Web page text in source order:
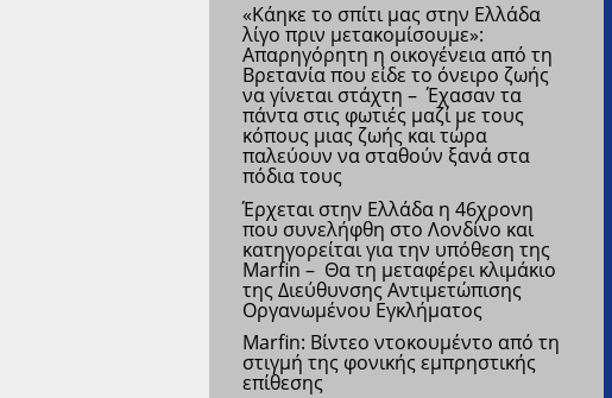
«Κάηκε το σπίτι μας στην Ελλάδα
λίγο πριν μετακομίσουμε»:
Απαρηγόρητη η οικογένεια από τη
Βρετανία που είδε το όνειρο ζωής
να γίνεται στάχτη – Έχασαν τα
πάντα στις φωτιές μαζί με τους
κόπους μιας ζωής και τώρα
παλεύουν να σταθούν ξανά στα
πόδια τους
Έρχεται στην Ελλάδα η 46χρονη
που συνελήφθη στο Λονδίνο και
κατηγορείται για την υπόθεση της
Marfin – Θα τη μεταφέρει κλιμάκιο
της Διεύθυνσης Αντιμετώπισης
Οργανωμένου Εγκλήματος
Marfin: Βίντεο ντοκουμέντο από τη
στιγμή της φονικής εμπρηστικής
επίθεσης